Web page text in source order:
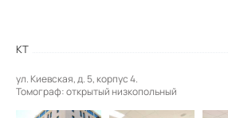
КТ
ул. Киевская, д. 5, корпус 4.
Томограф: открытый низкопольный